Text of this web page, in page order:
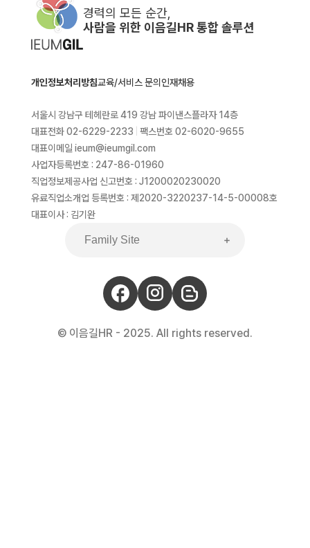
경력의 모든 순간,
사람을 위한 이음길HR 통합 솔루션
개인정보처리방침교육/서비스 문의 인재채용
서울시 강남구 테헤란로 419 강남 파이낸스플라자 14층
대표전화 02-6229-2233
팩스번호 02-6020-9655
대표이메일 ieum@ieumgil.com
사업자등록번호 : 247-86-01960
직업정보제공사업 신고번호 : J1200020230020
유료직업소개업 등록번호 : 제2020-3220237-14-5-00008호
대표이사 : 김기완
© 이음길HR - 2025. All rights reserved.